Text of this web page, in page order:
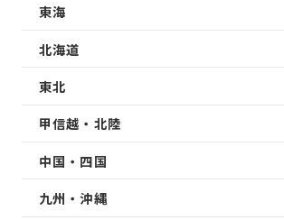
東海
北海道
東北
甲信越・北陸
中国・四国
九州・沖縄